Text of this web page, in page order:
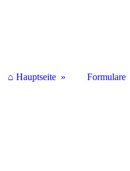
⌂ Hauptseite Formulare